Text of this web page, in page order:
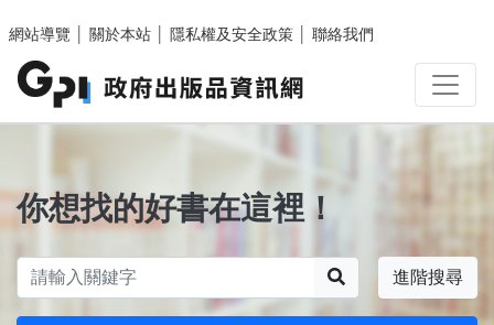
網站導覽
關於本站 隱私權及安全政策 聯絡我們
你想找的好書在這裡！
進階搜尋